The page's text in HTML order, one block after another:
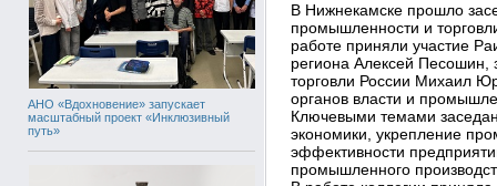
АНО «Вдохновение» запускает
масштабный проект «Инклюзивный
путь»
В Нижнекамске прошло
промышленности и
работе приняли участие
региона Алексей
торговли России Михаил
органов власти и
Ключевыми темами
экономики, укрепление
эффективности
промышленного